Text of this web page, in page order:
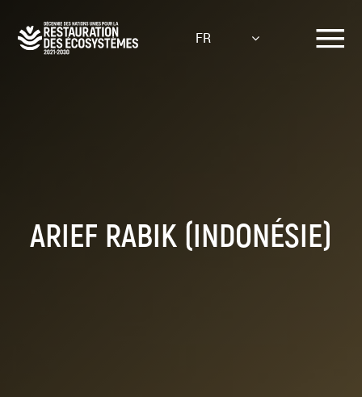
contenu
FR
ARIEF RABIK (INDONÉSIE)